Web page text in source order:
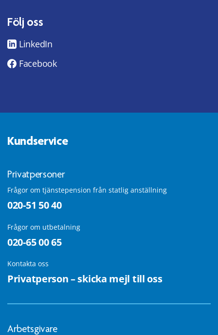
Följ oss
LinkedIn
Facebook
Kundservice
Privatpersoner
Frågor om tjänstepension från statlig anställning
020-51 50 40
Frågor om utbetalning
020-65 00 65
Kontakta oss
Privatperson – skicka mejl till oss
Arbetsgivare